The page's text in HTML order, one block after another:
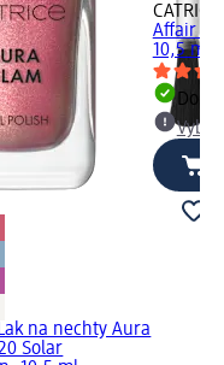
na nechty Aura
Solar
CATRICE
Affair -
10,5 ml